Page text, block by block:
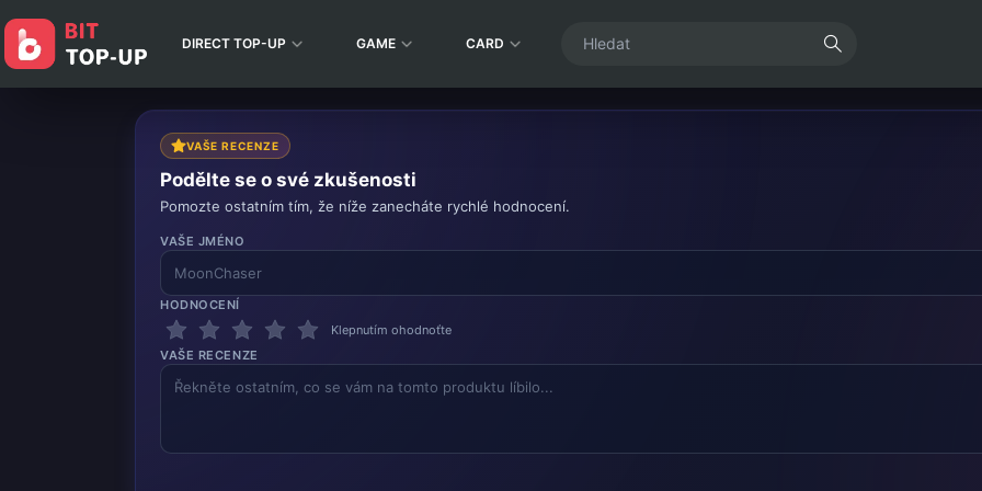
DIRECT TOP-UP GAME CARD
VAŠE RECENZE
Podělte se o své zkušenosti
Pomozte ostatním tím, že níže zanecháte rychlé hodnocení.
VAŠE JMÉNO
HODNOCENÍ
Klepnutím ohodnoťte
VAŠE RECENZE